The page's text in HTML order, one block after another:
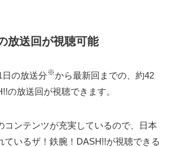
放送回が視聴可能
日の放送分 ※から最新回までの、約42
の放送回が視聴できます。
コンテンツが充実しているので、日本
ているザ！鉄腕！DASH!!が視聴できる